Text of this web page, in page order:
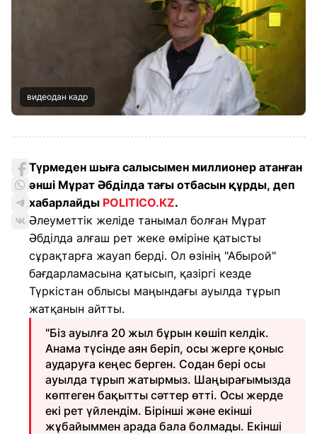
видеодан кадр
Түрмеден шыға салысымен миллионер атанған
әнші Мұрат Әбділда тағы отбасын құрды, деп
хабарлайды POLITICO.KZ.
Әлеуметтік желіде танымал болған Мұрат
Әбділда алғаш рет жеке өміріне қатысты
сұрақтарға жауап берді. Ол өзінің "Абырой"
бағдарламасына қатысып, қазіргі кезде
Түркістан облысы маңындағы ауылда тұрып
жатқанын айтты.
"Біз ауылға 20 жыл бұрын көшіп келдік.
Анама түсінде аян беріп, осы жерге қоныс
аударуға кеңес берген. Содан бері осы
ауылда тұрып жатырмыз. Шаңырағымызда
көптеген бақытты сәттер өтті. Осы жерде
екі рет үйлендім. Бірінші және екінші
жұбайыммен арада бала болмады. Екінші